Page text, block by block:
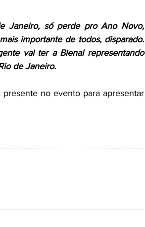
Janeiro, só perde pro Ano Novo,
importante de todos, disparado.
vai ter a Bienal representando
de Janeiro.
no evento para apresentar